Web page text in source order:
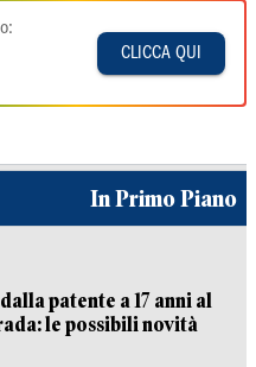
CLICCA QUI
In Primo Piano
patente a 17 anni al
le possibili novità